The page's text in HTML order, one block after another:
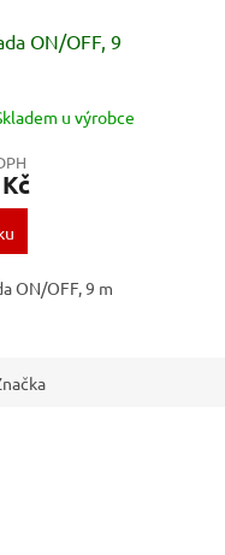
ON/OFF, 9
u výrobce
ON/OFF, 9 m